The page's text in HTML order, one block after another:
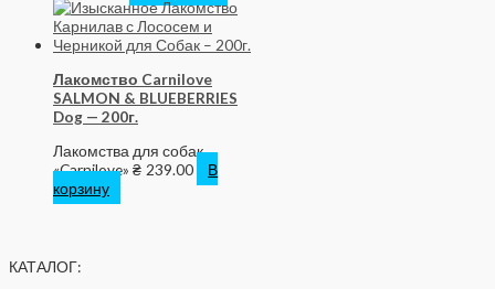
Лакомство Carnilove
SALMON & BLUEBERRIES
Dog — 200г.
Лакомства для собак
«Carnilove» ₴ 239.00
В
корзину
КАТАЛОГ: